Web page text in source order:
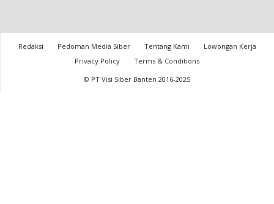
Redaksi Pedoman Media Siber Tentang Kami
Lowongan Kerja
Privacy Policy
Terms & Conditions
© PT Visi Siber Banten 2016-2025